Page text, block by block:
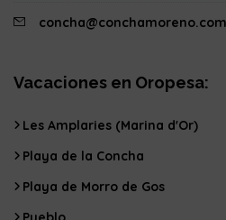
concha@conchamoreno.com
Vacaciones en Oropesa:
Les Amplaries (Marina d'Or)
Playa de la Concha
Playa de Morro de Gos